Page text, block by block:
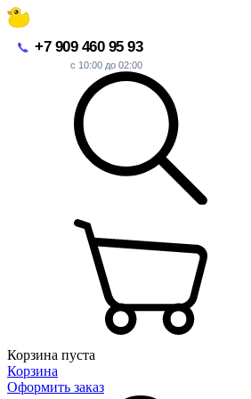
+7 909 460 95 93
с 10:00 до 02:00
Корзина пуста
Корзина
Оформить заказ